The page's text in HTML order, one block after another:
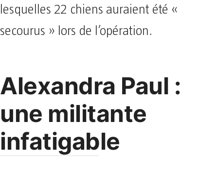
lesquelles 22 chiens auraient été «
secourus » lors de l’opération.
Alexandra Paul :
une militante
infatigable